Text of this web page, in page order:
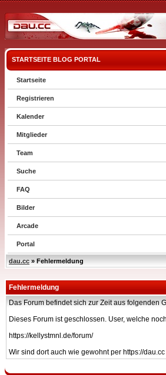
STARTSEITE BLOG PORTAL
Startseite
Registrieren
Kalender
Mitglieder
Team
Suche
FAQ
Bilder
Arcade
Portal
dau.cc » Fehlermeldung
Fehlermeldung
Das Forum befindet sich zur Zeit aus folgenden
Dieses Forum ist geschlossen. User, welche
https://kellystmnl.de/forum/
Wir sind dort auch wie gewohnt per https://